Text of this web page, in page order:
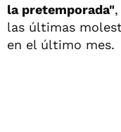
la pretemporada"
las últimas
en el último mes.